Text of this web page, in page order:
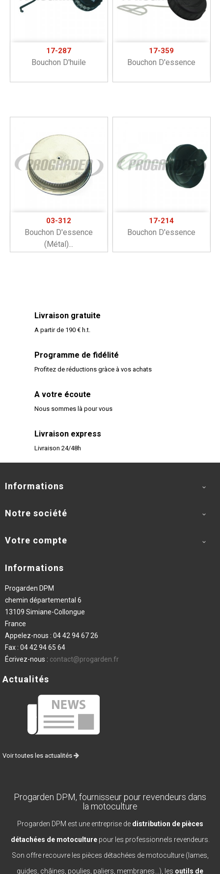
17-287
Bouchon D'huile
17-359
Bouchon D'essence
03-312
Bouchon D'essence
(métal)...
17-214
Bouchon D'essence
Livraison gratuite
A partir de 190 € h.t.
Programme de fidélité
Profitez de réductions gràce à vos achats
A votre écoute
Nous sommes là pour vous
Livraison express
Livraison 24/48h
Informations 
Notre société 
Votre compte 
Informations
Progarden DPM
chemin départemental 6
13109 Simiane-Collongue
France
Appelez-nous : 04 42 94 67 26
Fax : 04 42 94 65 64
Écrivez-nous : contact@progarden.fr
Actualités
Voir toutes les actualités
Progarden DPM, fournisseur pour revendeurs dans
la motoculture
Progarden DPM est une entreprise de distribution de pièces
détachées de motoculturepour les professionnels revendeurs.
Son offre recouvre les pièces détachées de motoculture (lames,
guides, châines, poulies, paliers, membranes...), les outils de